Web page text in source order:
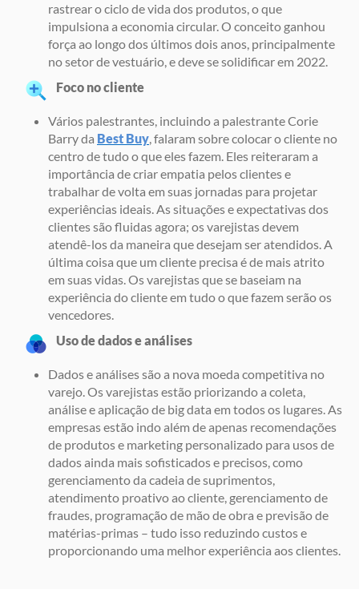
rastrear o ciclo de vida dos produtos, o que
impulsiona a economia circular. O conceito ganhou
força ao longo dos últimos dois anos, principalmente
no setor de vestuário, e deve se solidificar em 2022.
Foco no cliente
Vários palestrantes, incluindo a palestrante Corie
Barry da Best Buy, falaram sobre colocar o cliente no
centro de tudo o que eles fazem. Eles reiteraram a
importância de criar empatia pelos clientes e
trabalhar de volta em suas jornadas para projetar
experiências ideais. As situações e expectativas dos
clientes são fluidas agora; os varejistas devem
atendê-los da maneira que desejam ser atendidos. A
última coisa que um cliente precisa é de mais atrito
em suas vidas. Os varejistas que se baseiam na
experiência do cliente em tudo o que fazem serão os
vencedores.
Uso de dados e análises
Dados e análises são a nova moeda competitiva no
varejo. Os varejistas estão priorizando a coleta,
análise e aplicação de big data em todos os lugares. As
empresas estão indo além de apenas recomendações
de produtos e marketing personalizado para usos de
dados ainda mais sofisticados e precisos, como
gerenciamento da cadeia de suprimentos,
atendimento proativo ao cliente, gerenciamento de
fraudes, programação de mão de obra e previsão de
matérias-primas – tudo isso reduzindo custos e
proporcionando uma melhor experiência aos clientes.